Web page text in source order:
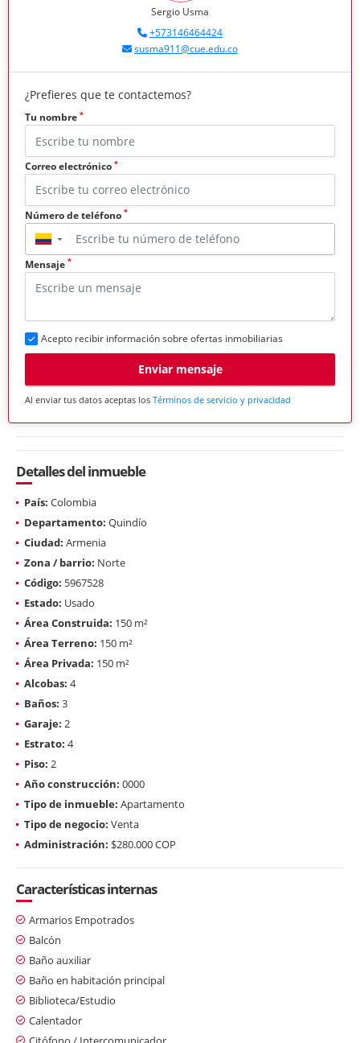
Sergio Usma
+573146464424
susma911@cue.edu.co
¿Prefieres que te contactemos?
Tu nombre *
Correo electrónico *
Número de teléfono *
▼
Mensaje *
Acepto recibir información sobre ofertas inmobiliarias
Enviar mensaje
Al enviar tus datos aceptas los Términos de servicio y privacidad
Detalles del inmueble
País: Colombia
Departamento: Quindío
Ciudad: Armenia
Zona / barrio: Norte
Código: 5967528
Estado: Usado
Área Construida: 150 m²
Área Terreno: 150 m²
Área Privada: 150 m²
Alcobas: 4
Baños: 3
Garaje: 2
Estrato: 4
Piso: 2
Año construcción: 0000
Tipo de inmueble: Apartamento
Tipo de negocio: Venta
Administración: $280.000 COP
Características internas
Armarios Empotrados
Balcón
Baño auxiliar
Baño en habitación principal
Biblioteca/Estudio
Calentador